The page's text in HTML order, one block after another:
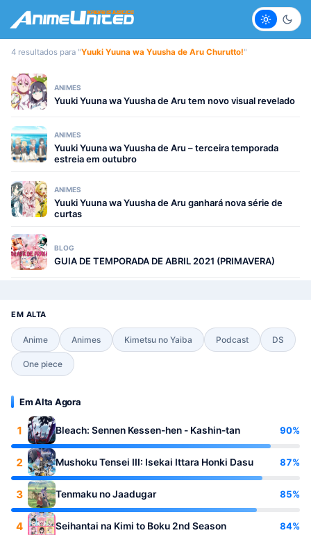
Claro
4 resultados para "Yuuki Yuuna wa Yuusha de Aru Churutto!"
ANIMES
Yuuki Yuuna wa Yuusha de Aru tem novo visual revelado
ANIMES
Yuuki Yuuna wa Yuusha de Aru – terceira temporada
estreia em outubro
ANIMES
Yuuki Yuuna wa Yuusha de Aru ganhará nova série de
curtas
BLOG
GUIA DE TEMPORADA DE ABRIL 2021 (PRIMAVERA)
EM ALTA
Anime Animes Kimetsu no Yaiba Podcast DS
One piece
Em Alta Agora
1 Bleach: Sennen Kessen-hen - Kashin-tan 90%
2 Mushoku Tensei III: Isekai Ittara Honki Dasu 87%
3 Tenmaku no Jaadugar 85%
4 Seihantai na Kimi to Boku 2nd Season 84%